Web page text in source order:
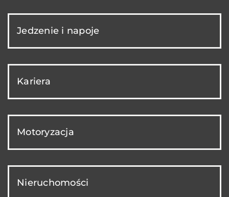
Jedzenie i napoje
Kariera
Motoryzacja
Nieruchomości